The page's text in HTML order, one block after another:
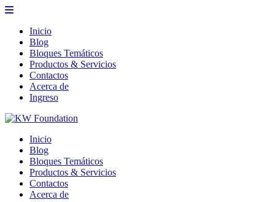
Inicio
Blog
Bloques Temáticos
Productos & Servicios
Contactos
Acerca de
Ingreso
Inicio
Blog
Bloques Temáticos
Productos & Servicios
Contactos
Acerca de